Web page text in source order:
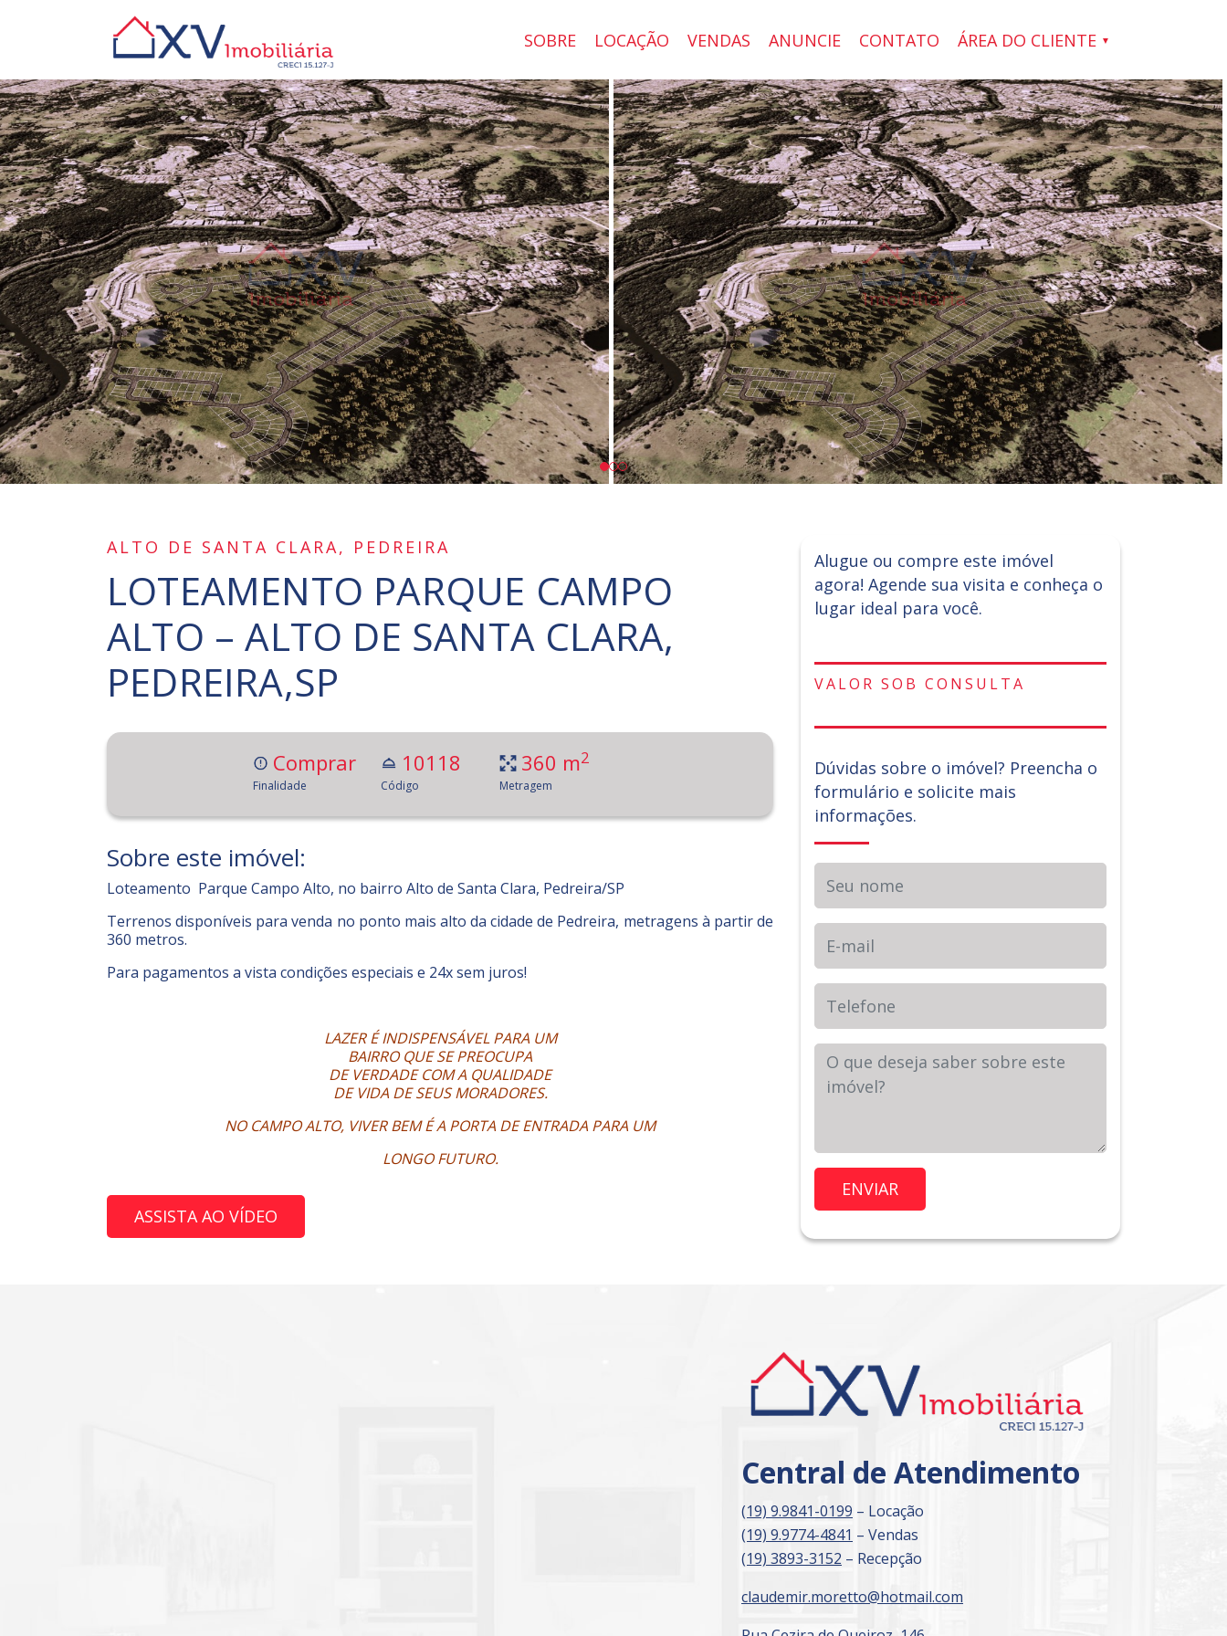
SOBRE LOCAÇÃO VENDAS ANUNCIE CONTATO ÁREA DO CLIENTE
ALTO DE SANTA CLARA, PEDREIRA
LOTEAMENTO PARQUE CAMPO
ALTO – ALTO DE SANTA CLARA,
PEDREIRA,SP
Comprar
Finalidade
10118
Código
360 m2
Metragem
Sobre este imóvel:
Loteamento Parque Campo Alto, no bairro Alto de Santa Clara, Pedreira/SP
Terrenos disponíveis para venda no ponto mais alto da cidade de Pedreira, metragens à partir de
360 metros.
Para pagamentos a vista condições especiais e 24x sem juros!
LAZER É INDISPENSÁVEL PARA UM
BAIRRO QUE SE PREOCUPA
DE VERDADE COM A QUALIDADE
DE VIDA DE SEUS MORADORES.
NO CAMPO ALTO, VIVER BEM É A PORTA DE ENTRADA PARA UM
LONGO FUTURO.
ASSISTA AO VÍDEO
Alugue ou compre este imóvel
agora! Agende sua visita e conheça o
lugar ideal para você.
VALOR SOB CONSULTA
Dúvidas sobre o imóvel? Preencha o
formulário e solicite mais
informações.
Telefone
Sua Mensagem
Imóvel de Interesse
Central de Atendimento
(19) 9.9841-0199 – Locação
(19) 9.9774-4841 – Vendas
(19) 3893-3152 – Recepção
claudemir.moretto@hotmail.com